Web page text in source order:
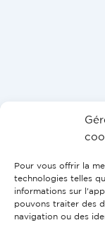
Pour vous offrir la
technologies telles
informations sur
pouvons traiter des
navigation ou des